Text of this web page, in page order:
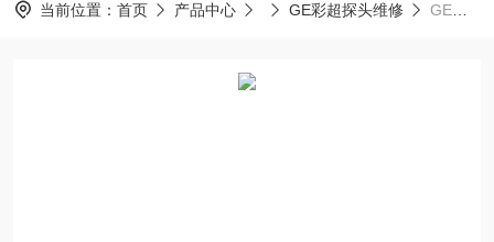
当前位置： 首页 产品中心 GE彩超探头维修 GE探头维修美国GE腹部探头上机主机不识别探头售后维修